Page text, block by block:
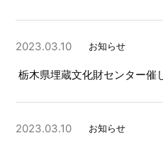
2023.03.10 お知らせ
栃木県埋蔵文化財センター催
2023.03.10 お知らせ